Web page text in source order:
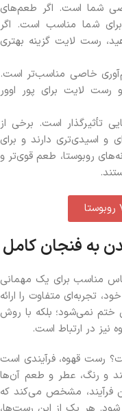
شما است. اگر طعم‌های
شما مناسب است. اگر
رست لایت گزینه بهتری
خاصی مناسب‌تر است.
رست لایت برای پور اوور
تأثیرگذار است. برخی از
و اسیدی‌تری دارند و برای
روبوستا، طعم قوی‌تر و
به فنجان کامل
مناسب برای یک مهمانی
تجربه‌ای متفاوت را ارائه
ختم نمی‌شود؛ بلکه با روش
نیز در ارتباط است.
رست قهوه، فرآیندی است
و رنگ، عطر و طعم آن‌ها
فرآیند، مشخص می‌کند که